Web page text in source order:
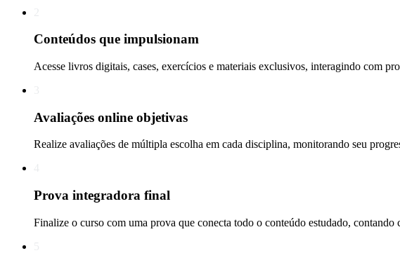
Conteúdos que impulsionam
Acesse livros digitais, cases, exercícios e materiais exclusivos, interagindo com
Avaliações online objetivas
Realize avaliações de múltipla escolha em cada disciplina, monitorando seu
Prova integradora final
Finalize o curso com uma prova que conecta todo o conteúdo estudado,